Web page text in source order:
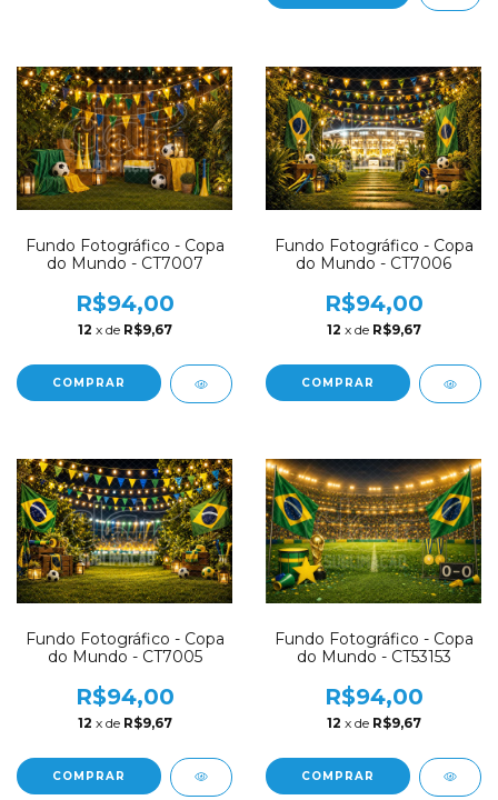
Fundo Fotográfico - Copa
do Mundo - CT7007
R$94,00
12 x de R$9,67
COMPRAR
Fundo Fotográfico - Copa
do Mundo - CT7006
R$94,00
12 x de R$9,67
COMPRAR
Fundo Fotográfico - Copa
do Mundo - CT7005
R$94,00
12 x de R$9,67
COMPRAR
Fundo Fotográfico - Copa
do Mundo - CT53153
R$94,00
12 x de R$9,67
COMPRAR